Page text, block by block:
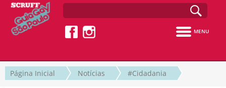
MENU
Página Inicial Notícias #Cidadania